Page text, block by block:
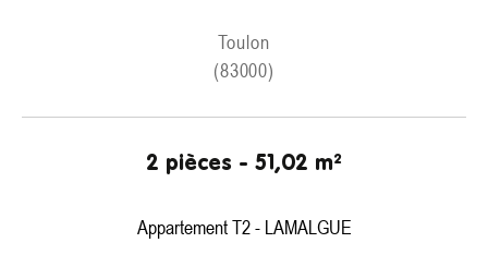
Toulon
(83000)
2 pièces - 51,02 m²
Appartement T2 - LAMALGUE
EXCLUSIVITÉS